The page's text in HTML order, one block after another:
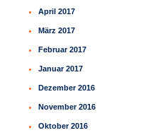
April 2017
März 2017
Februar 2017
Januar 2017
Dezember 2016
November 2016
Oktober 2016